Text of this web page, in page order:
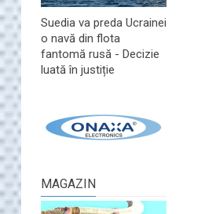
Suedia va preda Ucrainei
o navă din flota
fantomă rusă - Decizie
luată în justiție
MAGAZIN